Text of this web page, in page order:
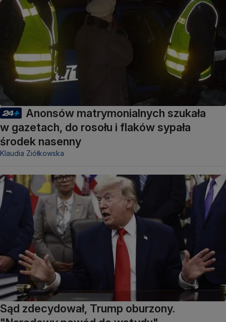
Anonsów matrymonialnych szukała
w gazetach, do rosołu i flaków sypała
środek nasenny
Klaudia Ziółkowska
Sąd zdecydował, Trump oburzony.